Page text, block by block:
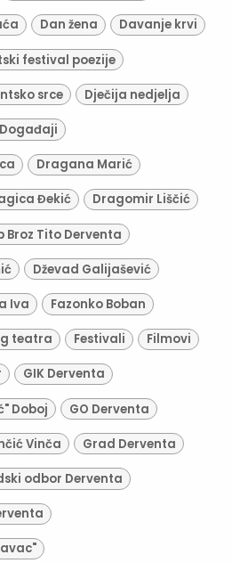
Dan žena Davanje krvi
festival poezije
srce Dječija nedjelja
Događaji
Dragana Marić
Đekić Dragomir Liščić
Broz Tito Derventa
Dževad Galijašević
Iva Fazonko Boban
teatra Festivali Filmovi
GIK Derventa
Doboj GO Derventa
Vinča Grad Derventa
odbor Derventa